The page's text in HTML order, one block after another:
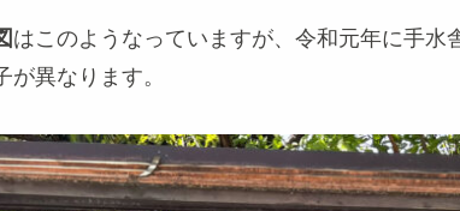
はこのようなっていますが、令和元年に手水
異なります。